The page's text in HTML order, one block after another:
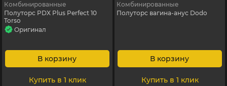
Комбинированные
Полуторс PDX Plus Perfect 10
Torso
Оригинал
В корзину
Купить в 1 клик
Комбинированные
Полуторс вагина-анус Dodo
В корзину
Купить в 1 клик